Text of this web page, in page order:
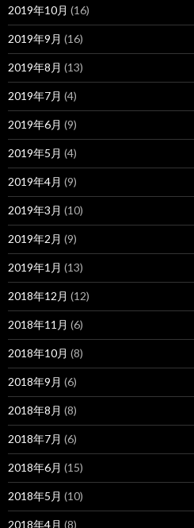
2019年10月 (16)
2019年9月 (16)
2019年8月 (13)
2019年7月 (4)
2019年6月 (9)
2019年5月 (4)
2019年4月 (9)
2019年3月 (10)
2019年2月 (9)
2019年1月 (13)
2018年12月 (12)
2018年11月 (6)
2018年10月 (8)
2018年9月 (6)
2018年8月 (8)
2018年7月 (6)
2018年6月 (15)
2018年5月 (10)
2018年4月 (8)